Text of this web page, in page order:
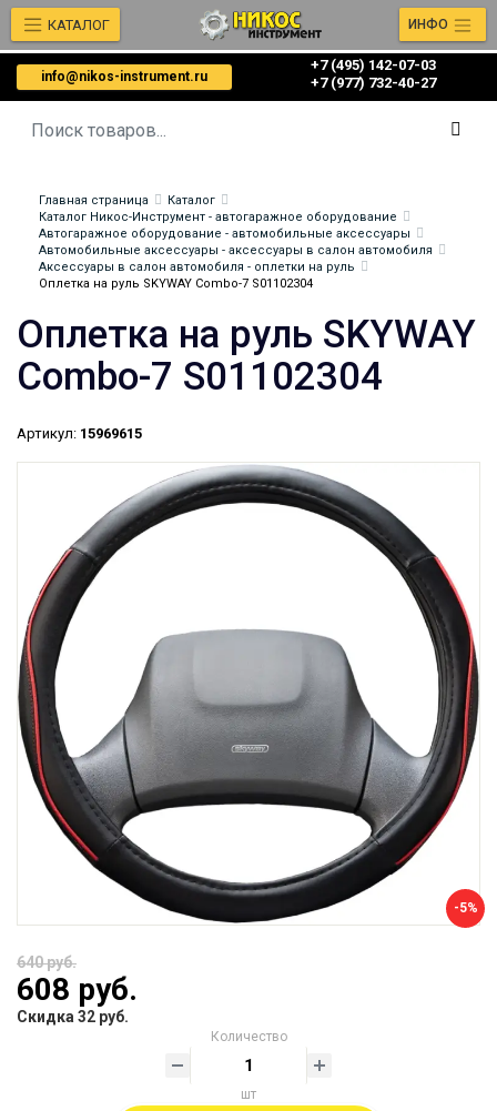
info@nikos-instrument.ru
+7 (495) 142-07-03
‎‎+7 (977) 732-40-27
КАТАЛОГ ИНФО
Главная страница
Каталог
Каталог Никос-Инструмент - автогаражное оборудование
Автогаражное оборудование - автомобильные аксессуары
Автомобильные аксессуары - аксессуары в салон автомобиля
Аксессуары в салон автомобиля - оплетки на руль
Оплетка на руль SKYWAY Combo-7 S01102304
Оплетка на руль SKYWAY
Combo-7 S01102304
Артикул: 15969615
-5%
640 руб.
608 руб.
Скидка 32 руб.
Количество
шт